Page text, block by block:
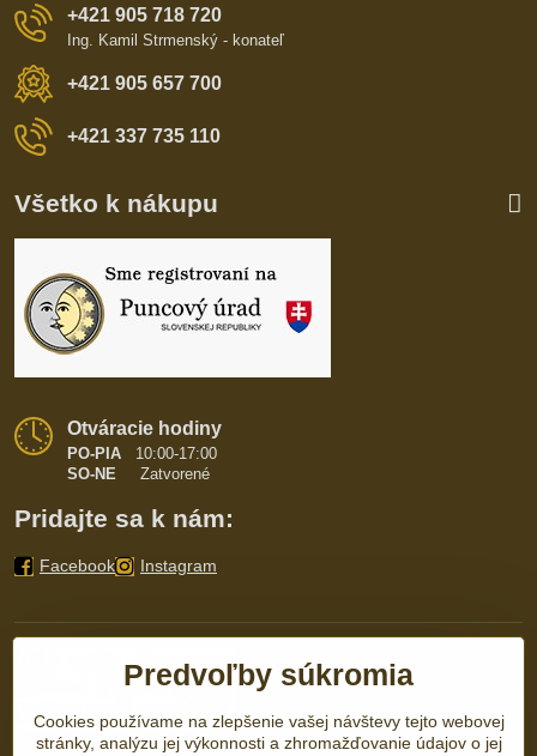
+421 905 718 720
Ing. Kamil Strmenský - konateľ
+421 905 657 700
+421 337 735 110
Všetko k nákupu
Otváracie hodiny
PO-PIA
10:00-17:00
SO-NE Zatvorené
Pridajte sa k nám:
Facebook Instagram
Predvoľby súkromia
Cookies používame na zlepšenie vašej návštevy tejto webovej
stránky, analýzu jej výkonnosti a zhromažďovanie údajov o jej